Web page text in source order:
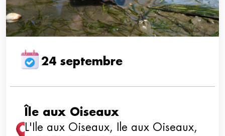
24 septembre
Île aux Oiseaux
L'Ile aux Oiseaux, Ile aux Oiseaux,